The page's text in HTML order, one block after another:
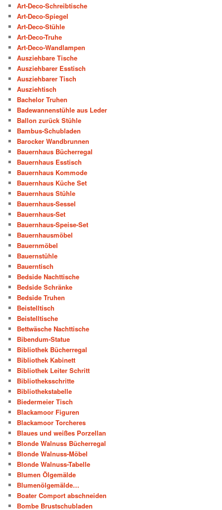
Art-Deco-Schreibtische
Art-Deco-Spiegel
Art-Deco-Stühle
Art-Deco-Truhe
Art-Deco-Wandlampen
Ausziehbare Tische
Ausziehbarer Esstisch
Ausziehbarer Tisch
Ausziehtisch
Bachelor Truhen
Badewannenstühle aus Leder
Ballon zurück Stühle
Bambus-Schubladen
Barocker Wandbrunnen
Bauernhaus Bücherregal
Bauernhaus Esstisch
Bauernhaus Kommode
Bauernhaus Küche Set
Bauernhaus Stühle
Bauernhaus-Sessel
Bauernhaus-Set
Bauernhaus-Speise-Set
Bauernhausmöbel
Bauernmöbel
Bauernstühle
Bauerntisch
Bedside Nachttische
Bedside Schränke
Bedside Truhen
Beistelltisch
Beistelltische
Bettwäsche Nachttische
Bibendum-Statue
Bibliothek Bücherregal
Bibliothek Kabinett
Bibliothek Leiter Schritt
Bibliotheksschritte
Bibliothekstabelle
Biedermeier Tisch
Blackamoor Figuren
Blackamoor Torcheres
Blaues und weißes Porzellan
Blonde Walnuss Bücherregal
Blonde Walnuss-Möbel
Blonde Walnuss-Tabelle
Blumen Ölgemälde
Blumenölgemälde…
Boater Comport abschneiden
Bombe Brustschubladen